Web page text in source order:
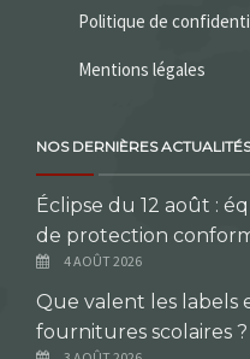
Politique de
Mentions légales
NOS DERNIÈRES ACTUALITÉS
Éclipse du 12 août :
de protection
4 AOÛT 2026
Que valent les labels
fournitures scolaires ?